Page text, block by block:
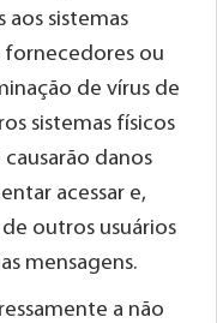
aos sistemas
fornecedores ou
de vírus de
sistemas físicos
danos
acessar e,
de outros usuários
mensagens.
a não